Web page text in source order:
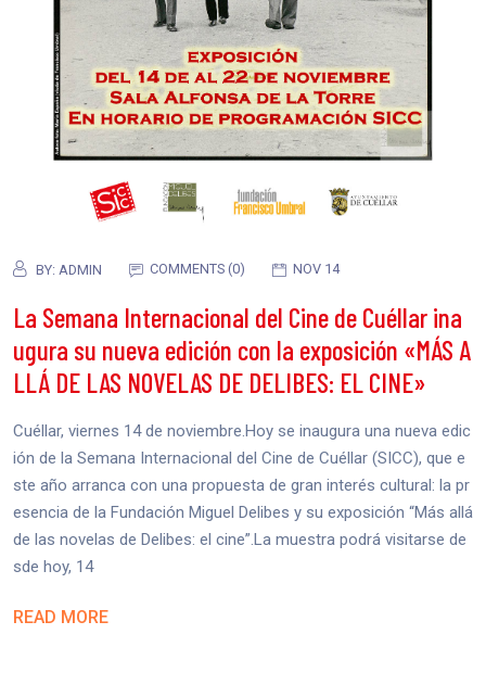
BY: ADMIN COMMENTS (0) NOV 14
La Semana Internacional del Cine de Cuéllar ina
ugura su nueva edición con la exposición «MÁS A
LLÁ DE LAS NOVELAS DE DELIBES: EL CINE»
Cuéllar, viernes 14 de noviembre.Hoy se inaugura una nueva edic
ión de la Semana Internacional del Cine de Cuéllar (SICC), que e
ste año arranca con una propuesta de gran interés cultural: la pr
esencia de la Fundación Miguel Delibes y su exposición “Más allá
de las novelas de Delibes: el cine”.La muestra podrá visitarse de
sde hoy, 14
READ MORE